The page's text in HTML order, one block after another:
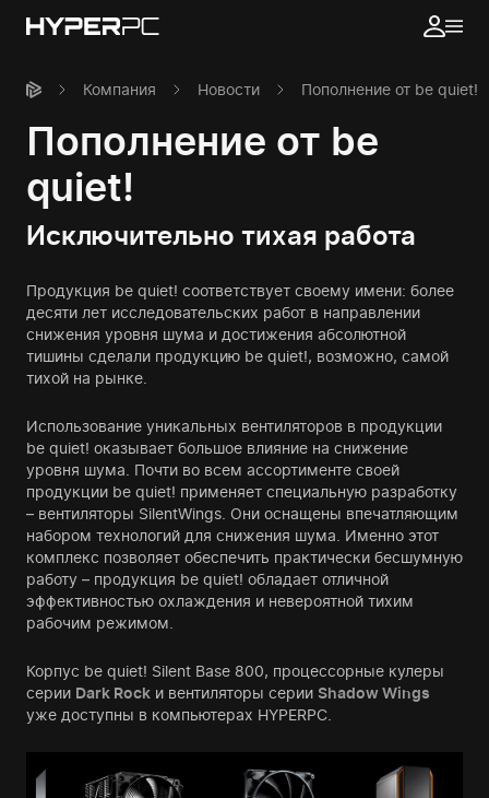
Компания Новости Пополнение от be quiet!
Пополнение от be
quiet!
Исключительно тихая работа
Продукция be quiet! соответствует своему имени: более
десяти лет исследовательских работ в направлении
снижения уровня шума и достижения абсолютной
тишины сделали продукцию be quiet!, возможно, самой
тихой на рынке.
Использование уникальных вентиляторов в продукции
be quiet! оказывает большое влияние на снижение
уровня шума. Почти во всем ассортименте своей
продукции be quiet! применяет специальную разработку
– вентиляторы SilentWings. Они оснащены впечатляющим
набором технологий для снижения шума. Именно этот
комплекс позволяет обеспечить практически бесшумную
работу – продукция be quiet! обладает отличной
эффективностью охлаждения и невероятной тихим
рабочим режимом.
Корпус be quiet! Silent Base 800, процессорные кулеры
серии Dark Rock и вентиляторы серии Shadow Wings
уже доступны в компьютерах HYPERPC.